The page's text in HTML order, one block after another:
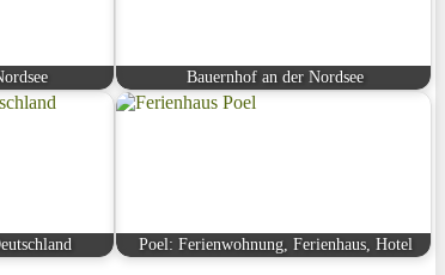
Bauernhof an der Nordsee
Poel: Ferienwohnung, Ferienhaus, Hotel